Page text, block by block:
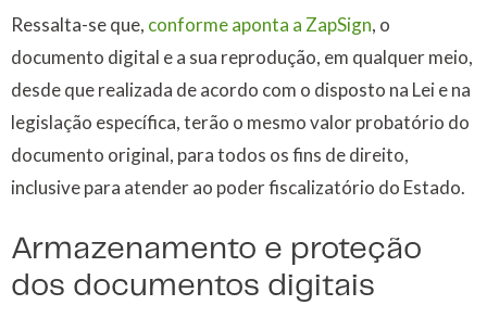
Ressalta-se que, conforme aponta a ZapSign, o
documento digital e a sua reprodução, em qualquer meio,
desde que realizada de acordo com o disposto na Lei e na
legislação específica, terão o mesmo valor probatório do
documento original, para todos os fins de direito,
inclusive para atender ao poder fiscalizatório do Estado.
Armazenamento e proteção
dos documentos digitais